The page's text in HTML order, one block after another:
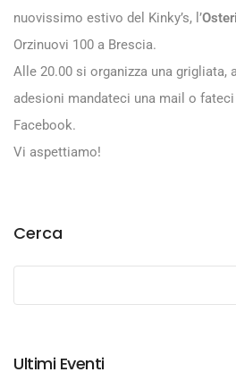
nuovissimo estivo del Kinky’s, l’
Orzinuovi 100 a Brescia.
Alle 20.00 si organizza una grigliata,
adesioni mandateci una mail o
Facebook.
Vi aspettiamo!
Cerca
Ultimi Eventi